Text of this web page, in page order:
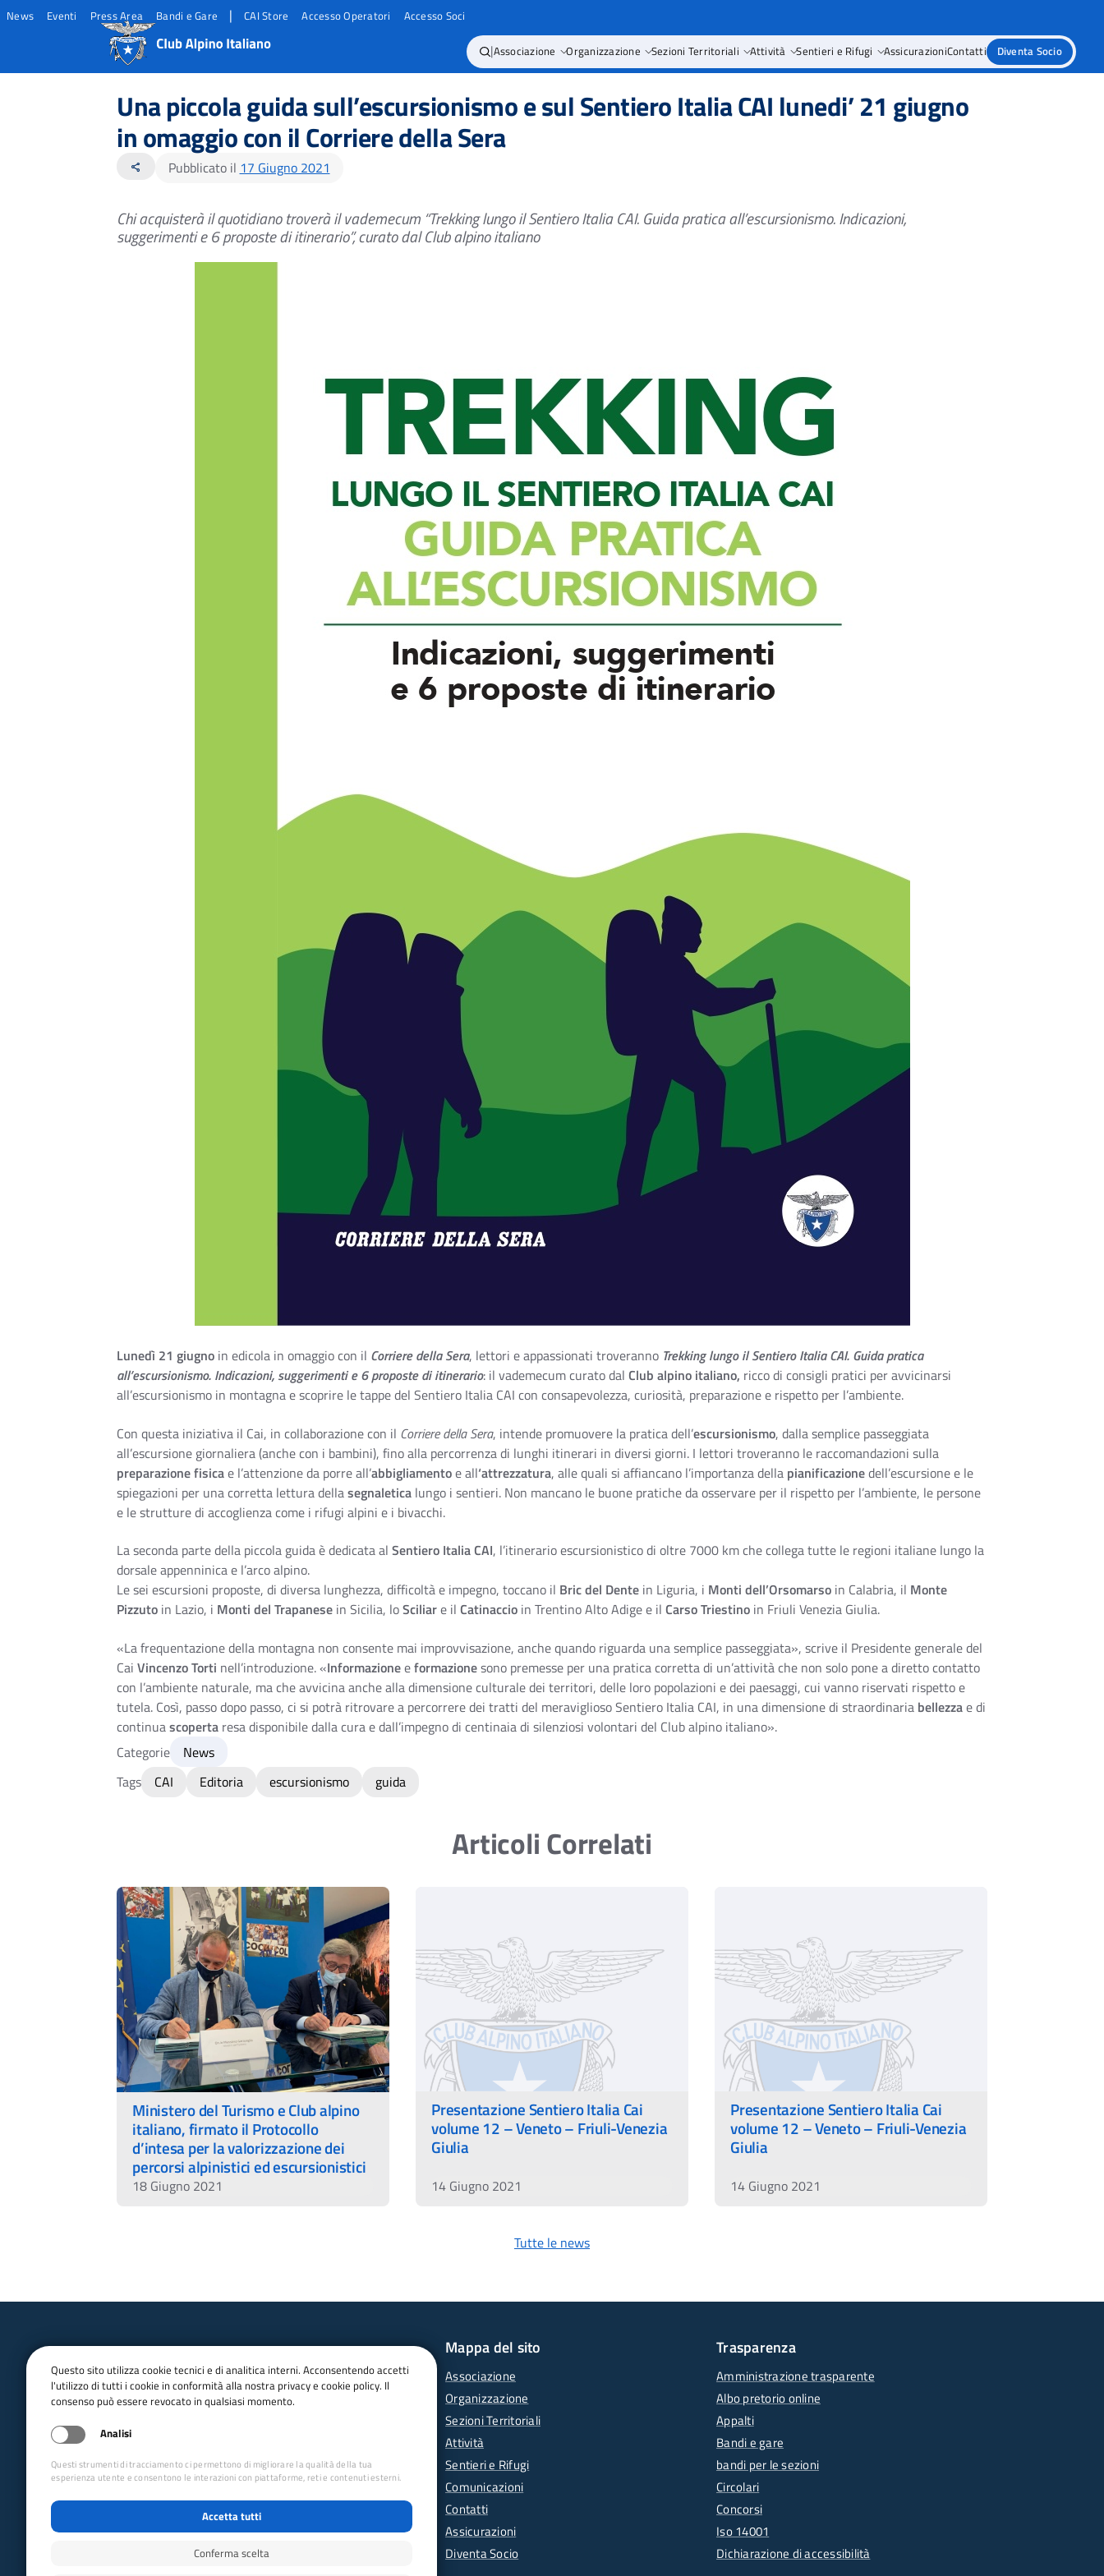
News Eventi Press Area Bandi e Gare | CAI Store Accesso Operatori Accesso Soci
|Associazione Organizzazione Sezioni Territoriali Attività Sentieri e Rifugi AssicurazioniContatti Diventa Socio
Una piccola guida sull’escursionismo e sul Sentiero Italia CAI lunedi’ 21 giugno
in omaggio con il Corriere della Sera
share Pubblicato il 17 Giugno 2021
Chi acquisterà il quotidiano troverà il vademecum “Trekking lungo il Sentiero Italia CAI. Guida pratica all’escursionismo.Indicazioni,
suggerimenti e 6 proposte di itinerario”,curato dal Club alpino italiano
Lunedì 21 giugno in edicola in omaggio con il Corriere della Sera, lettori e appassionati troveranno Trekking lungo il Sentiero Italia CAI. Guida pratica
all’escursionismo. Indicazioni, suggerimenti e 6 proposte di itinerario: il vademecum curato dal Club alpino italiano, ricco di consigli pratici per avvicinarsi
all’escursionismo in montagna e scoprire le tappe del Sentiero Italia CAI con consapevolezza, curiosità, preparazione e rispetto per l’ambiente.
Con questa iniziativa il Cai, in collaborazione con il Corriere della Sera, intende promuovere la pratica dell’escursionismo, dalla semplice passeggiata
all’escursione giornaliera (anche con i bambini), fino alla percorrenza di lunghi itinerari in diversi giorni. I lettori troveranno le raccomandazioni sulla
preparazione fisicae l’attenzione da porre all’abbigliamentoe all‘attrezzatura, alle quali si affiancano l’importanza della pianificazionedell’escursione e le
spiegazioni per una corretta lettura dellasegnaletica lungo i sentieri. Non mancano le buone pratiche da osservare per il rispetto per l’ambiente, le persone
e le strutture di accoglienza come i rifugi alpini e i bivacchi.
La seconda parte della piccola guida è dedicata al Sentiero Italia CAI, l’itinerario escursionistico di oltre 7000 km che collega tutte le regioni italiane lungo la
dorsale appenninica e l’arco alpino.
Le sei escursioni proposte, di diversa lunghezza, difficoltà e impegno, toccano il Bric del Dente in Liguria, i Monti dell’Orsomarso in Calabria, il Monte
Pizzuto in Lazio, i Monti del Trapanese in Sicilia, loSciliare il Catinaccio in Trentino Alto Adige e il Carso Triestino in Friuli Venezia Giulia.
«La frequentazione della montagna non consente mai improvvisazione, anche quando riguarda una semplice passeggiata», scrive il Presidente generale del
Cai Vincenzo Torti nell’introduzione. «Informazioneeformazionesono premesse per una pratica corretta di un’attività che non solo pone a diretto contatto
con l’ambiente naturale, ma che avvicina anche alla dimensione culturale dei territori, delle loro popolazioni e dei paesaggi, cui vanno riservati rispetto e
tutela. Così, passo dopo passo, ci si potrà ritrovare a percorrere dei tratti del meraviglioso Sentiero Italia CAI, in una dimensione di straordinaria bellezzae di
continuascoperta resa disponibile dalla cura e dall’impegno di centinaia di silenziosi volontari del Club alpino italiano».
Categorie
News
Tags
CAI Editoria escursionismo guida
Articoli Correlati
Ministero del Turismo e Club alpino
italiano, firmato il Protocollo
d’intesa per la valorizzazione dei
percorsi alpinistici ed escursionistici
18 Giugno 2021
Presentazione Sentiero Italia Cai
volume 12 – Veneto – Friuli-Venezia
Giulia
14 Giugno 2021
Presentazione Sentiero Italia Cai
volume 12 – Veneto – Friuli-Venezia
Giulia
14 Giugno 2021
Tutte le news
P.IVA 03654880156
Via Petrella 19 - 20124 Milano
seguici su
Mappa del sito
Associazione
Organizzazione
Sezioni Territoriali
Attività
Sentieri e Rifugi
Comunicazioni
Contatti
Assicurazioni
Diventa Socio
Trasparenza
Amministrazione trasparente
Albo pretorio online
Appalti
Bandi e gare
bandi per le sezioni
Circolari
Concorsi
Iso 14001
Dichiarazione di accessibilità
Questo sito utilizza cookie tecnici e di analitica interni. Acconsentendo accetti
l'utilizzo di tutti i cookie in conformità alla nostra privacy e cookie policy. Il
consenso può essere revocato in qualsiasi momento.
Analisi
Questi strumenti di tracciamento ci permettono di migliorare la qualità della tua
esperienza utente e consentono le interazioni con piattaforme, reti e contenuti esterni.
Accetta tutti
Conferma scelta